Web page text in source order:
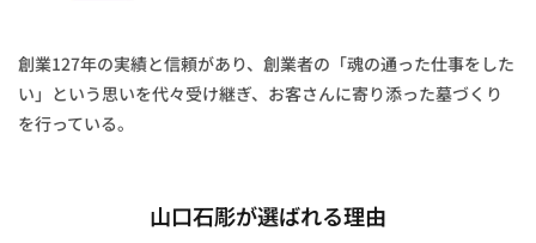
創業127年の実績と信頼があり、創業者の「魂の通った仕事をした
い」という思いを代々受け継ぎ、お客さんに寄り添った墓づくり
を行っている。
山口石彫が選ばれる理由